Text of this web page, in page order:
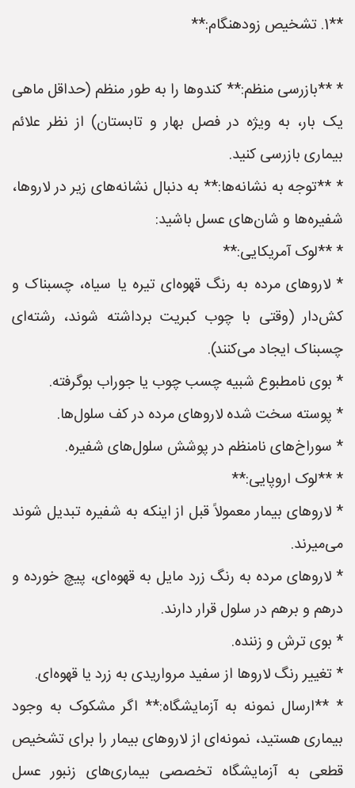
**1. تشخیص زودهنگام:**
* **بازرسی منظم:** کندوها را به طور منظم (حداقل ماهی
یک بار، به ویژه در فصل بهار و تابستان) از نظر علائم
بیماری بازرسی کنید.
* **توجه به نشانه‌ها:** به دنبال نشانه‌های زیر در لاروها،
شفیره‌ها و شان‌های عسل باشید:
* **لوک آمریکایی:**
* لاروهای مرده به رنگ قهوه‌ای تیره یا سیاه، چسبناک و
کش‌دار (وقتی با چوب کبریت برداشته شوند، رشته‌ای
چسبناک ایجاد می‌کنند).
* بوی نامطبوع شبیه چسب چوب یا جوراب بوگرفته.
* پوسته سخت شده لاروهای مرده در کف سلول‌ها.
* سوراخ‌های نامنظم در پوشش سلول‌های شفیره.
* **لوک اروپایی:**
* لاروهای بیمار معمولاً قبل از اینکه به شفیره تبدیل شوند
می‌میرند.
* لاروهای مرده به رنگ زرد مایل به قهوه‌ای، پیچ خورده و
درهم و برهم در سلول قرار دارند.
* بوی ترش و زننده.
* تغییر رنگ لاروها از سفید مرواریدی به زرد یا قهوه‌ای.
* **ارسال نمونه به آزمایشگاه:** اگر مشکوک به وجود
بیماری هستید، نمونه‌ای از لاروهای بیمار را برای تشخیص
قطعی به آزمایشگاه تخصصی بیماری‌های زنبور عسل